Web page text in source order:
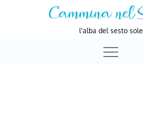
l'alba del sesto sole